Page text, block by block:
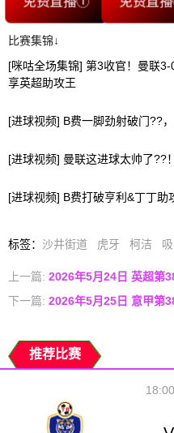
比赛集锦↓
[咪咕全场集锦] 第3收官！曼联
享英超助攻王
[进球视频] B费一脚劲射破门??
[进球视频] 曼联这进球太帅了??
[进球视频] B费打破亨利&丁丁
标签： 沙井街道 虎牙 柯洁
上一篇: 2026年5月24日 英超第
下一篇: 2026年5月25日 意甲第
推荐比赛
18:00